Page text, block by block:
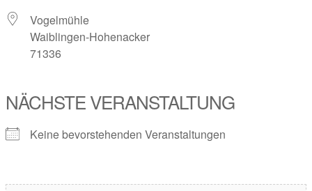
Vogelmühle
Waiblingen-Hohenacker
71336
NÄCHSTE VERANSTALTUNG
Keine bevorstehenden Veranstaltungen